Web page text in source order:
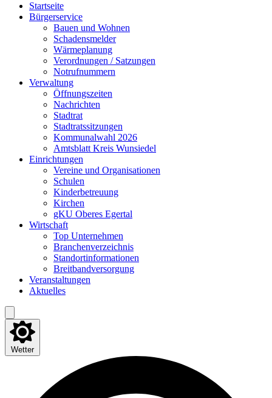
Start­sei­te
Bür­ger­ser­vice
Bau­en und Wohnen
Scha­dens­mel­der
Wär­me­pla­nung
Ver­ord­nun­gen / Satzungen
Not­ruf­num­mern
Ver­wal­tung
Öff­nungs­zei­ten
Nach­rich­ten
Stadt­rat
Stadt­rats­sit­zun­gen
Kom­mu­nal­wahl 2026
Amts­blatt Kreis Wunsiedel
Ein­rich­tun­gen
Ver­ei­ne und Organisationen
Schu­len
Kin­der­be­treu­ung
Kir­chen
gKU Obe­res Egertal
Wirt­schaft
Top Unter­neh­men
Bran­chen­ver­zeich­nis
Stand­ort­in­for­ma­tio­nen
Breit­band­ver­sor­gung
Ver­an­stal­tun­gen
Aktu­el­les
Wetter